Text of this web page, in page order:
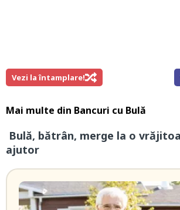
Vezi la întamplare!
Mai multe din Bancuri cu Bulă
Bulă, bătrân, merge la o
ajutor